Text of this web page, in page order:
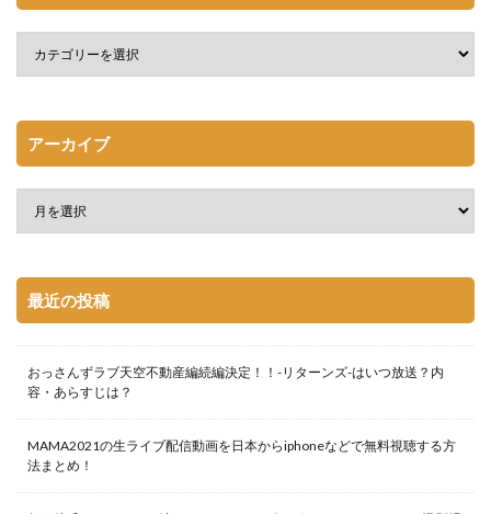
アーカイブ
最近の投稿
おっさんずラブ天空不動産編続編決定！！-リターンズ-はいつ放送？内
容・あらすじは？
MAMA2021の生ライブ配信動画を日本からiphoneなどで無料視聴する方
法まとめ！